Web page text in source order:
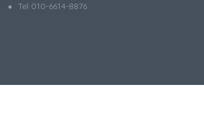
Tel 010-6614-8876